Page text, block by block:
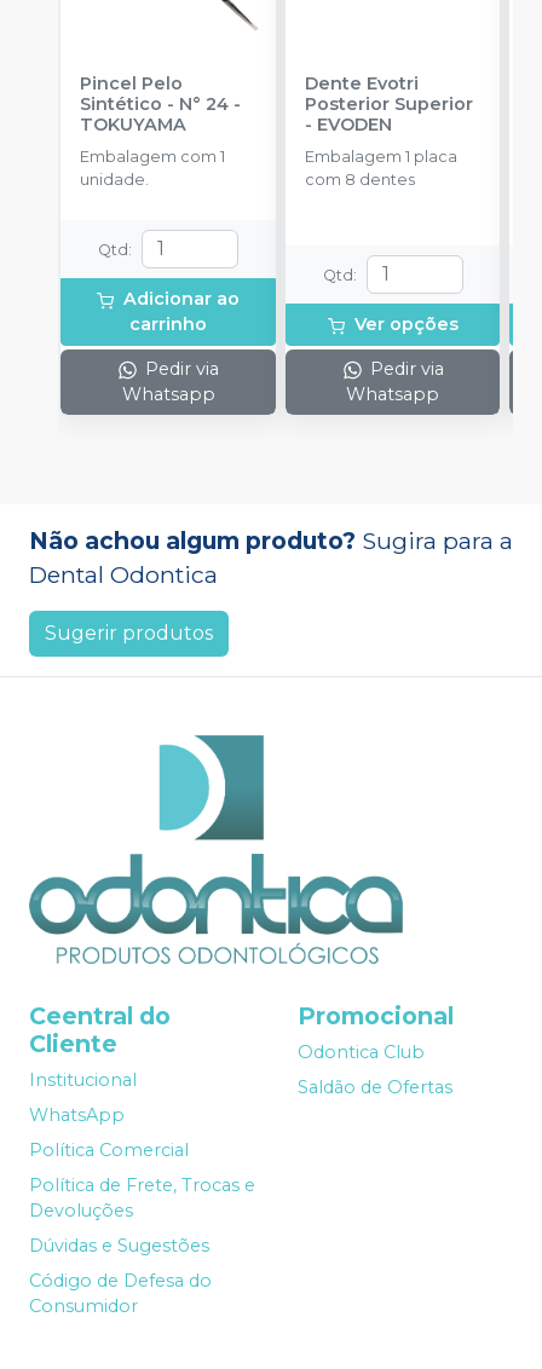
Pincel Pelo
Sintético - N° 24 -
TOKUYAMA
Embalagem com 1
unidade.
Qtd :
Adicionar ao
carrinho
Pedir via
Whatsapp
Dente Evotri
Posterior Superior
- EVODEN
Embalagem 1 placa
com 8 dentes
Qtd :
Ver opções
Pedir via
Whatsapp
Não achou algum produto? Sugira para a
Dental Odontica
Sugerir produtos
Ceentral do
Cliente
Institucional
WhatsApp
Política Comercial
Política de Frete, Trocas e
Devoluções
Dúvidas e Sugestões
Código de Defesa do
Consumidor
Promocional
Odontica Club
Saldão de Ofertas